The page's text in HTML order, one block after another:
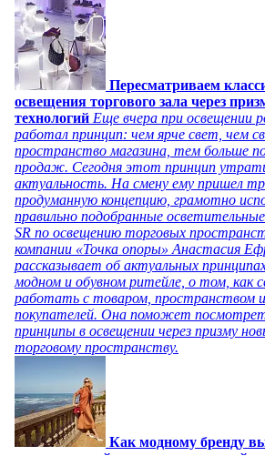
Пересматриваем
освещения торгового зала через
технологий Еще вчера при освещении
работал принцип: чем ярче свет, чем
пространство магазина, тем больше
продаж. Сегодня этот принцип
актуальность. На смену ему пришел
продуманную концепцию, грамотно
правильно подобранные
SR по освещению торговых
компании «Точка опоры» Анастасия
рассказывает об актуальных
модном и обувном ритейле, о том, как
работать с товаром, пространством
покупателей. Она поможет
принципы в освещении через призму
торговому пространству.
Как модному бренду